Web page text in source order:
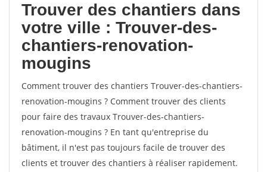
Trouver des chantiers dans
votre ville : Trouver-des-
chantiers-renovation-
mougins
Comment trouver des chantiers Trouver-des-chantiers-
renovation-mougins ? Comment trouver des clients
pour faire des travaux Trouver-des-chantiers-
renovation-mougins ? En tant qu'entreprise du
bâtiment, il n'est pas toujours facile de trouver des
clients et trouver des chantiers à réaliser rapidement.